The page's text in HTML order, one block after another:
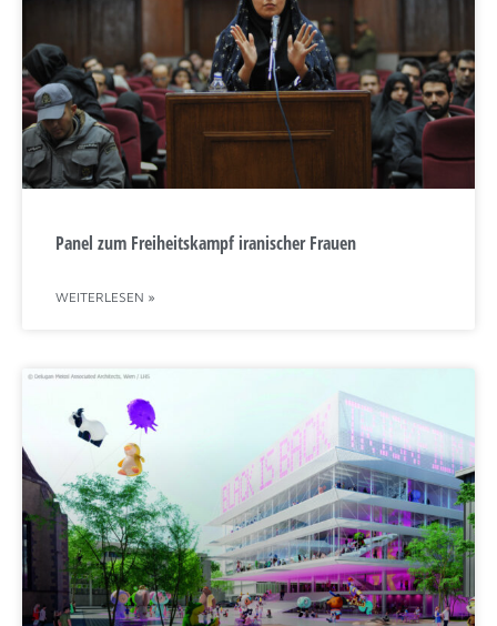
17:00CEST
18:00 CEST
Pause
16:30 - 17:00
PREISVERLEIHUNG
18:00 - 19:00
Panel zum Freiheitskampf iranischer Frauen
WEITERLESEN »